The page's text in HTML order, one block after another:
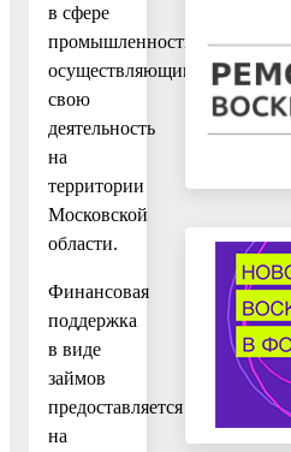
в сфере
промышленности,
осуществляющим
свою
деятельность
на
территории
Московской
области.
Финансовая
поддержка
в виде
займов
предоставляется
на